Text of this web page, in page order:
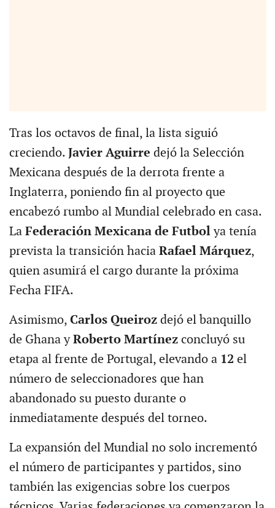
Tras los octavos de final, la lista siguió
creciendo. Javier Aguirre dejó la Selección
Mexicana después de la derrota frente a
Inglaterra, poniendo fin al proyecto que
encabezó rumbo al Mundial celebrado en casa.
La Federación Mexicana de Futbolya tenía
prevista la transición hacia Rafael Márquez,
quien asumirá el cargo durante la próxima
Fecha FIFA.
Asimismo, Carlos Queirozdejó el banquillo
de Ghana yRoberto Martínezconcluyó su
etapa al frente de Portugal, elevando a 12 el
número de seleccionadores que han
abandonado su puesto durante o
inmediatamente después del torneo.
La expansión del Mundial no solo incrementó
el número de participantes y partidos, sino
también las exigencias sobre los cuerpos